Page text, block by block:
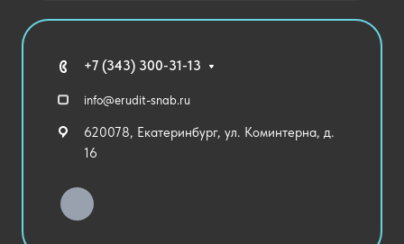
Благодарственные письма
Технические средства обучения
Спортивный зал
Уличное оборудование
Хозяйственные Товары
+7 (343) 300-31-13
info@erudit-snab.ru
620078, Екатеринбург, ул. Коминтерна, д.
16